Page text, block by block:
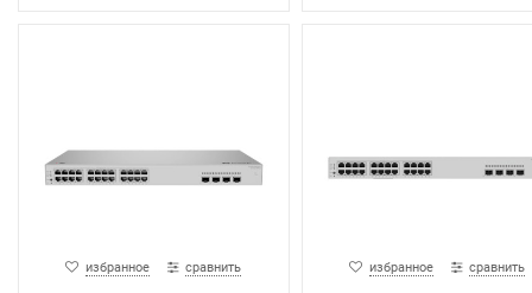
избранное сравнить избранное сравнить